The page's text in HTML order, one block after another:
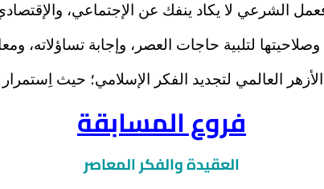
الشرعي لا يكاد ينفك عن الإجتماعي،
لتلبية حاجات العصر، وإجابة تساؤلاته،
العالمي لتجديد الفكر الإسلامي؛ حيث
فروع المسابقة
العقيدةوالفكر المعاصر